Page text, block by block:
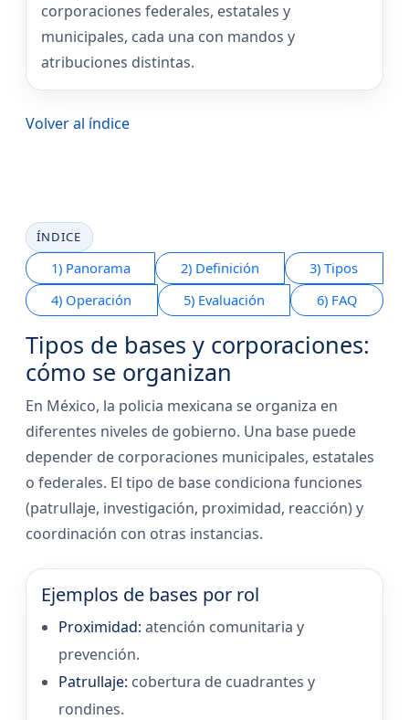
corporaciones federales, estatales y
municipales, cada una con mandos y
atribuciones distintas.
Volver al índice
ÍNDICE
1) Panorama 2) Definición
3) Tipos
4) Operación
5) Evaluación 6) FAQ
Tipos de bases y corporaciones:
cómo se organizan
En México, la policia mexicana se organiza en
diferentes niveles de gobierno. Una base puede
depender de corporaciones municipales, estatales
o federales. El tipo de base condiciona funciones
(patrullaje, investigación, proximidad, reacción) y
coordinación con otras instancias.
Ejemplos de bases por rol
Proximidad: atención comunitaria y
prevención.
Patrullaje: cobertura de cuadrantes y
rondines.